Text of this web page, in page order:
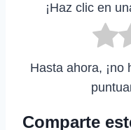
¡Haz clic en
Hasta ahora, ¡no
Comparte